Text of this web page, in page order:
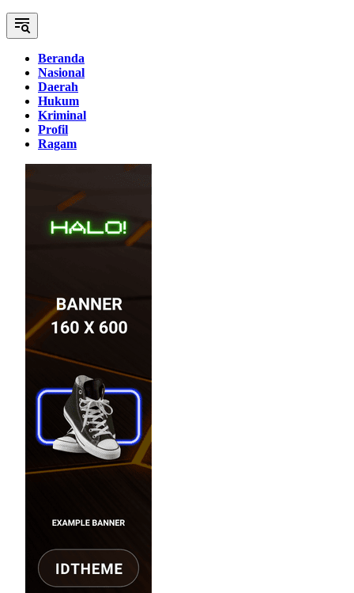
Beranda
Nasional
Daerah
Hukum
Kriminal
Profil
Ragam